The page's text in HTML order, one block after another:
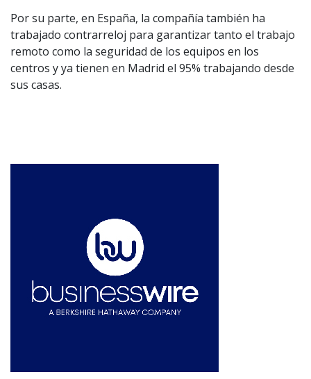
Por su parte, en España, la compañía también ha
trabajado contrarreloj para garantizar tanto el trabajo
remoto como la seguridad de los equipos en los
centros y ya tienen en Madrid el 95% trabajando desde
sus casas.